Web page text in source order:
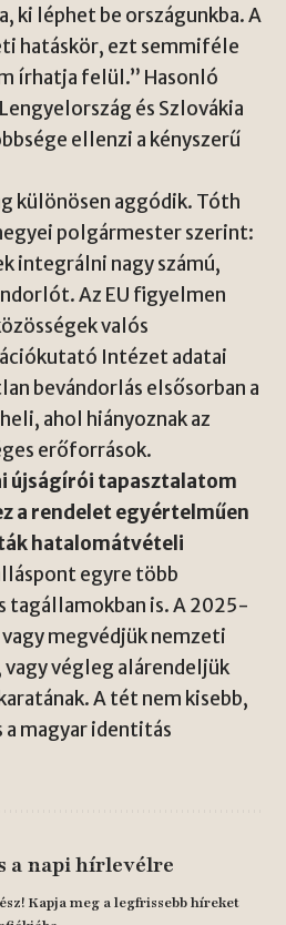
ki léphet be országunkba. A
hatáskör, ezt semmiféle
írhatja felül.” Hasonló
és Szlovákia
ellenzi a kényszerű
különösen aggódik. Tóth
polgármester szerint:
integrálni nagy számú,
Az EU figyelmen
valós
Intézet adatai
bevándorlás elsősorban a
ahol hiányoznak az
erőforrások.
újságírói tapasztalatom
a rendelet egyértelműen
hatalomátvételi
egyre több
tagállamokban is. A 2025-
megvédjük nemzeti
végleg alárendeljük
A tét nem kisebb,
a magyar identitás
a napi hírlevélre
Kapja meg a legfrissebb híreket